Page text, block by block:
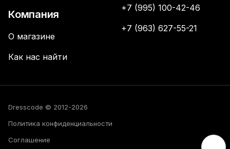
Компания
О магазине
Как нас найти
+7 (995) 100-42-46
+7 (963) 627-55-21
Dresscode © 2012-2026
Политика конфиденциальности
Соглашение